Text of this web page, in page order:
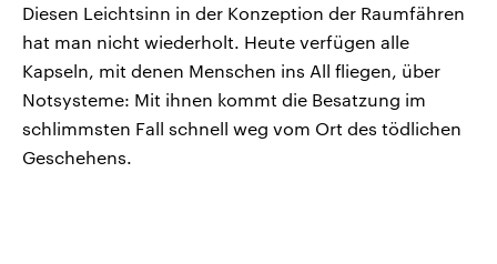
Diesen Leichtsinn in der Konzeption der Raumfähren
hat man nicht wiederholt. Heute verfügen alle
Kapseln, mit denen Menschen ins All fliegen, über
Notsysteme: Mit ihnen kommt die Besatzung im
schlimmsten Fall schnell weg vom Ort des tödlichen
Geschehens.